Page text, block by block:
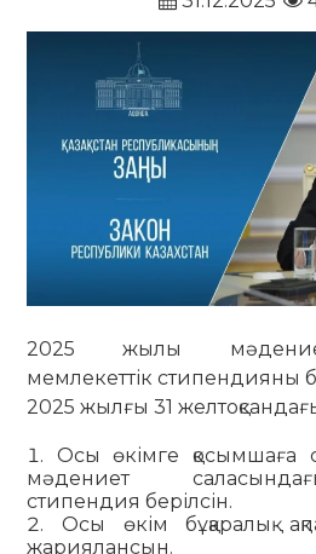
2025 жылы
мемлекеттік стипендияны
2025 жылғы 31
Осы өкімге
мәдениет
стипендия берілсін.
Осы өкім бұқаралық
жариялансын.